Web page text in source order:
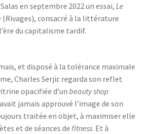
en septembre 2022 un essai, Le
(Rivages), consacré à la littérature
du capitalisme tardif.
et disposé à la tolérance maximale
Charles Serjic regarda son reflet
opacifiée d’un beauty shop
jamais approuvé l’image de son
traitée en objet, à maximiser elle
et de séances de fitness. Et à